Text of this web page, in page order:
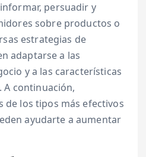
persuadir y
sobre productos o
estrategias de
adaptarse a las
y a las características
continuación,
de los tipos más efectivos
ayudarte a aumentar